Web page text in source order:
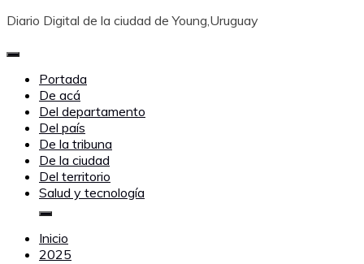
Diario Digital de la ciudad de Young,Uruguay
Portada
De acá
Del departamento
Del país
De la tribuna
De la ciudad
Del territorio
Salud y tecnología
Inicio
2025